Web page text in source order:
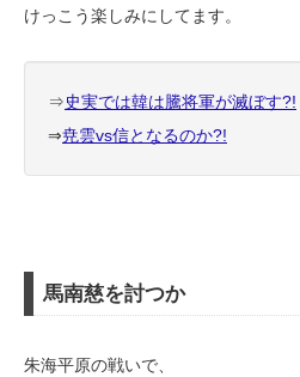
けっこう楽しみにしてます。
⇒史実では韓は騰将軍が滅ぼす?!
⇒尭雲vs信となるのか?!
馬南慈を討つか
朱海平原の戦いで、